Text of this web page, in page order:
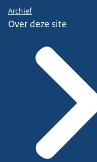
Archief
Over deze site